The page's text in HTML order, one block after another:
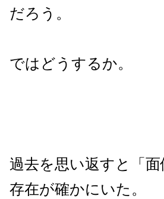
だろう。
ではどうするか。
過去を思い返すと「
存在が確かにいた。